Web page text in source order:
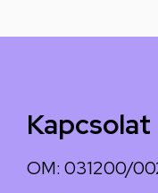
Kapcsolat
OM: 031200/